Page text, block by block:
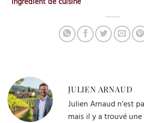
JULIEN ARNAUD
Julien Arnaud n’est
mais il y a trouvé